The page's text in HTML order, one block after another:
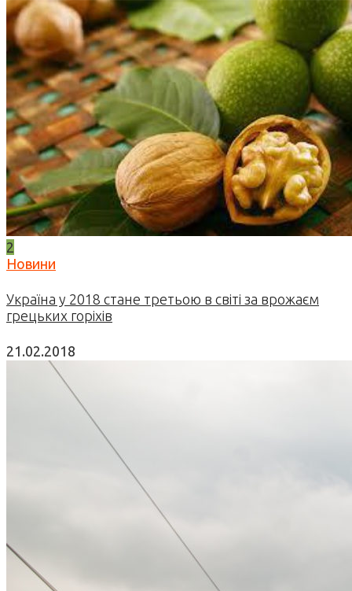
2
Новини
Україна у 2018 стане третьою в світі за врожаєм
грецьких горіхів
21.02.2018